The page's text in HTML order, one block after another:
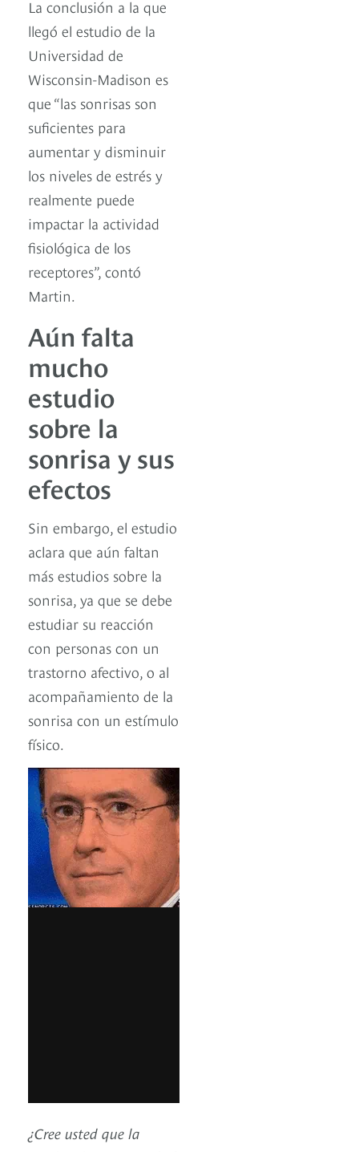
La conclusión a la que
llegó el estudio de la
Universidad de
Wisconsin-Madison es
que “las sonrisas son
suficientes para
aumentar y disminuir
los niveles de estrés y
realmente puede
impactar la actividad
fisiológica de los
receptores”, contó
Martin.
Aún falta
mucho
estudio
sobre la
sonrisa y sus
efectos
Sin embargo, el estudio
aclara que aún faltan
más estudios sobre la
sonrisa, ya que se debe
estudiar su reacción
con personas con un
trastorno afectivo, o al
acompañamiento de la
sonrisa con un estímulo
físico.
¿Cree usted que la